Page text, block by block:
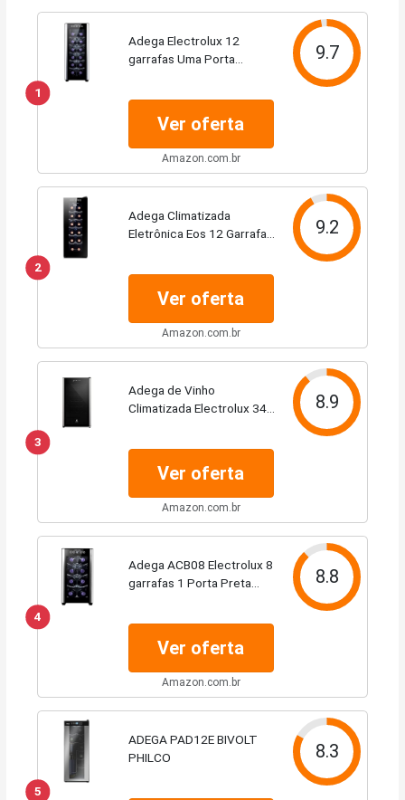
1
Adega Electrolux 12
garrafas Uma Porta
9.7
Ver oferta
Amazon.com.br
2
Adega Climatizada
Eletrônica Eos 12 Garrafas
9.2
Ver oferta
Amazon.com.br
3
Adega de Vinho
Climatizada Electrolux 34
8.9
Ver oferta
Amazon.com.br
4
Adega ACB08 Electrolux 8
garrafas 1 Porta Preta
8.8
Ver oferta
Amazon.com.br
5
ADEGA PAD12E BIVOLT
PHILCO
8.3